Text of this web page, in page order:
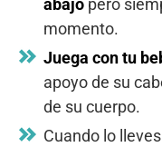
abajo pero
momento.
Juega con tu
apoyo de su
de su cuerpo.
Cuando lo